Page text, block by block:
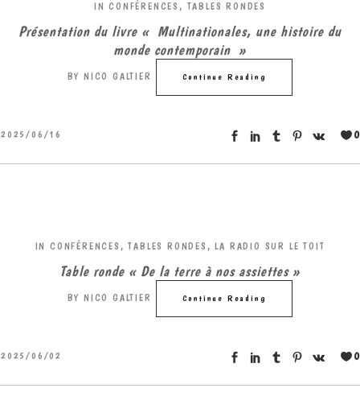
IN CONFÉRENCES, TABLES RONDES
Présentation du livre « Multinationales, une histoire du
monde contemporain »
BY NICO GALTIER Continue Reading
2025/06/16 0
IN CONFÉRENCES, TABLES RONDES , LA RADIO SUR LE TOIT
Table ronde « De la terre à nos assiettes »
BY NICO GALTIER Continue Reading
2025/06/02 0